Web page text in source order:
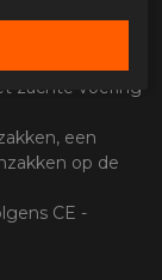
meer
zachte voering
een
op de
CE -